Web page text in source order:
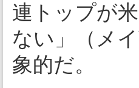
連トップが
ない」（メ
象的だ。